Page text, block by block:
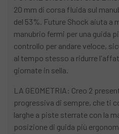
20 mm di corsa fluida sul
del 53%. Future Shock aiuta a
manubrio fermi per una guida
controllo per andare veloce,
al tempo stesso a ridurre
giornate in sella.
LA GEOMETRIA: Creo 2
progressiva di sempre, che ti
larghe a piste sterrate con la
posizione di guida più